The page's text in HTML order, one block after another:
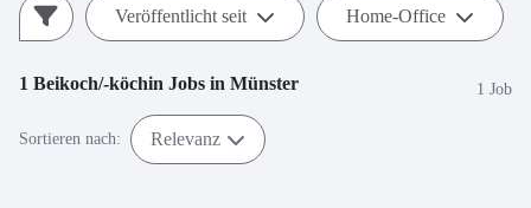
Veröffentlicht seit Home-Office
1 Beikoch/-köchin Jobs in Münster 1 Job
Sortieren nach: Relevanz